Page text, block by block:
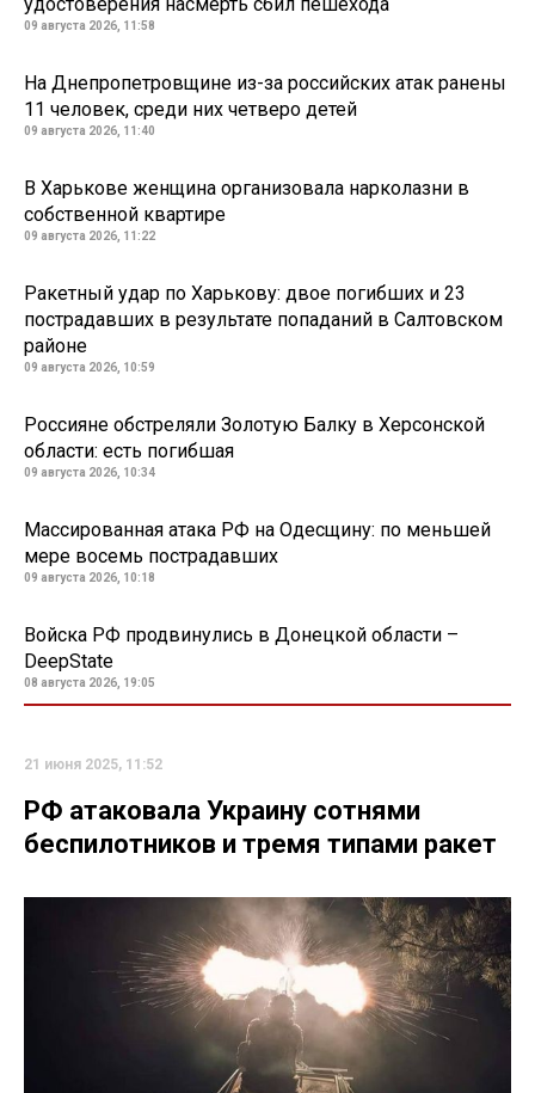
удостоверения насмерть сбил пешехода
09 августа 2026, 11:58
На Днепропетровщине из-за российских атак ранены
11 человек, среди них четверо детей
09 августа 2026, 11:40
В Харькове женщина организовала нарколазни в
собственной квартире
09 августа 2026, 11:22
Ракетный удар по Харькову: двое погибших и 23
пострадавших в результате попаданий в Салтовском
районе
09 августа 2026, 10:59
Россияне обстреляли Золотую Балку в Херсонской
области: есть погибшая
09 августа 2026, 10:34
Массированная атака РФ на Одесщину: по меньшей
мере восемь пострадавших
09 августа 2026, 10:18
Войска РФ продвинулись в Донецкой области –
DeepState
08 августа 2026, 19:05
21 июня 2025, 11:52
РФ атаковала Украину сотнями
беспилотников и тремя типами ракет